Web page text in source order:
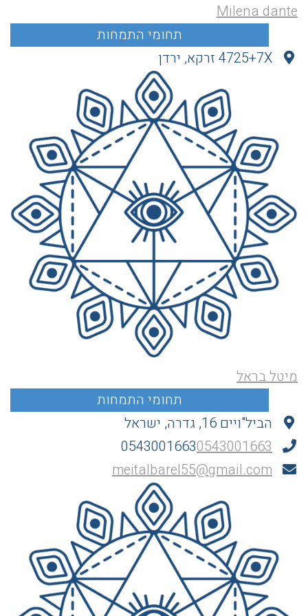
Milena dante
מיטל בראל
הביל"ויים 16, גדרה, ישראל
05430016630543001663
meitalbarel55@gmail.com